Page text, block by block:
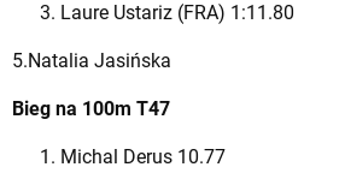
Laure Ustariz (FRA) 1:11.80
5.Natalia Jasińska
Bieg na 100m T47
Michal Derus 10.77